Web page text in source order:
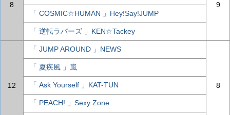
8 9
「 COSMIC☆HUMAN 」Hey!Say!JUMP
「 逆転ラバーズ 」KEN☆Tackey
12
「 JUMP AROUND 」NEWS
8
「 夏疾風 」嵐
「 Ask Yourself 」KAT-TUN
「 PEACH! 」Sexy Zone